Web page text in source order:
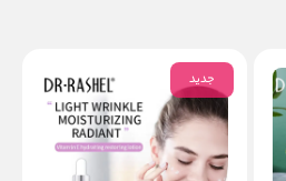
جدید